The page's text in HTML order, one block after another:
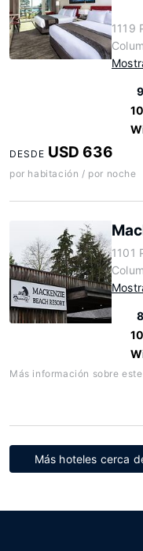
1119
DESDE USD 636
por habitación / por noche
1101
Más información sobre
Más hoteles cerca